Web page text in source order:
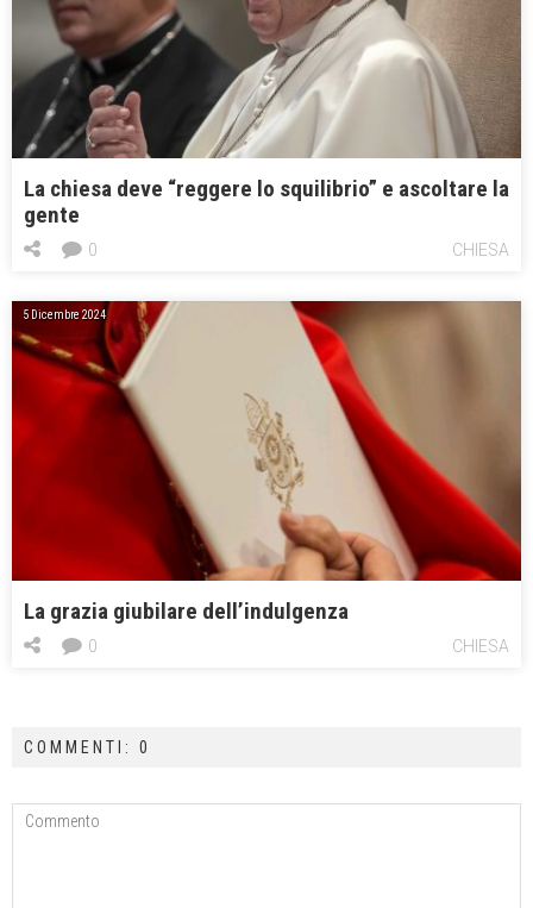
La chiesa deve “reggere lo squilibrio” e ascoltare la
gente
CHIESA
0
5 Dicembre 2024
La grazia giubilare dell’indulgenza
CHIESA
0
COMMENTI: 0